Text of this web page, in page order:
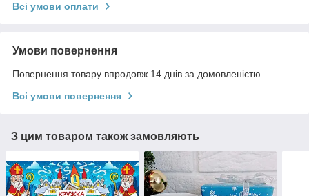
Всі умови оплати
Умови повернення
Повернення товару впродовж 14 днів за домовленістю
Всі умови повернення
З цим товаром також замовляють